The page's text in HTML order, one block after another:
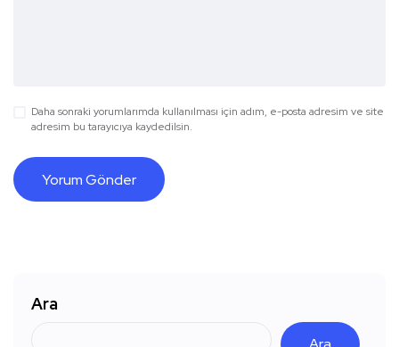
Daha sonraki yorumlarımda kullanılması için adım, e-posta adresim ve site
adresim bu tarayıcıya kaydedilsin.
Ara